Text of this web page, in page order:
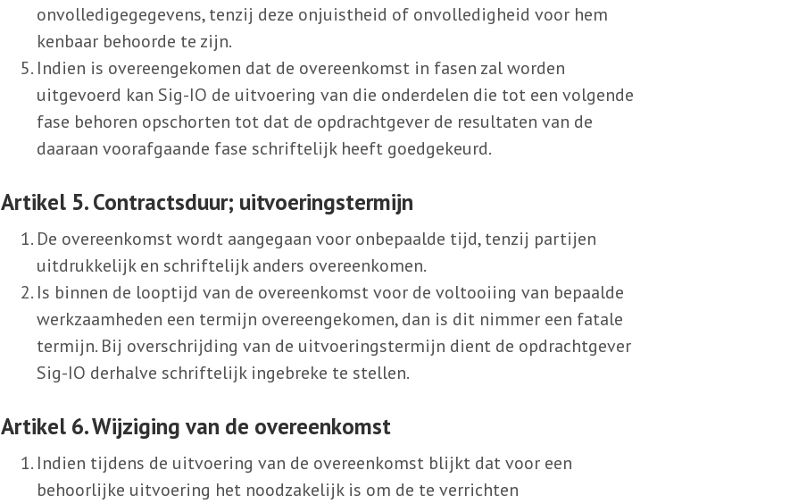
onvolledigegegevens, tenzij deze onjuistheid of onvolledigheid voor hem
kenbaar behoorde te zijn.
Indien is overeengekomen dat de overeenkomst in fasen zal worden
uitgevoerd kan Sig-IO de uitvoering van die onderdelen die tot een volgende
fase behoren opschorten tot dat de opdrachtgever de resultaten van de
daaraan voorafgaande fase schriftelijk heeft goedgekeurd.
Artikel 5. Contractsduur; uitvoeringstermijn
De overeenkomst wordt aangegaan voor onbepaalde tijd, tenzij partijen
uitdrukkelijk en schriftelijk anders overeenkomen.
Is binnen de looptijd van de overeenkomst voor de voltooiing van bepaalde
werkzaamheden een termijn overeengekomen, dan is dit nimmer een fatale
termijn. Bij overschrijding van de uitvoeringstermijn dient de opdrachtgever
Sig-IO derhalve schriftelijk ingebreke te stellen.
Artikel 6. Wijziging van de overeenkomst
Indien tijdens de uitvoering van de overeenkomst blijkt dat voor een
behoorlijke uitvoering het noodzakelijk is om de te verrichten